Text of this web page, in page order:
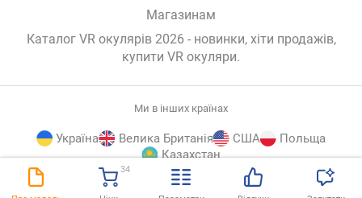
34
Магазинам
Каталог VR окулярів 2026 - новинки, хіти продажів,
купити VR окуляри.
Ми в інших країнах
Україна Велика Британія США
Польща
Казахстан